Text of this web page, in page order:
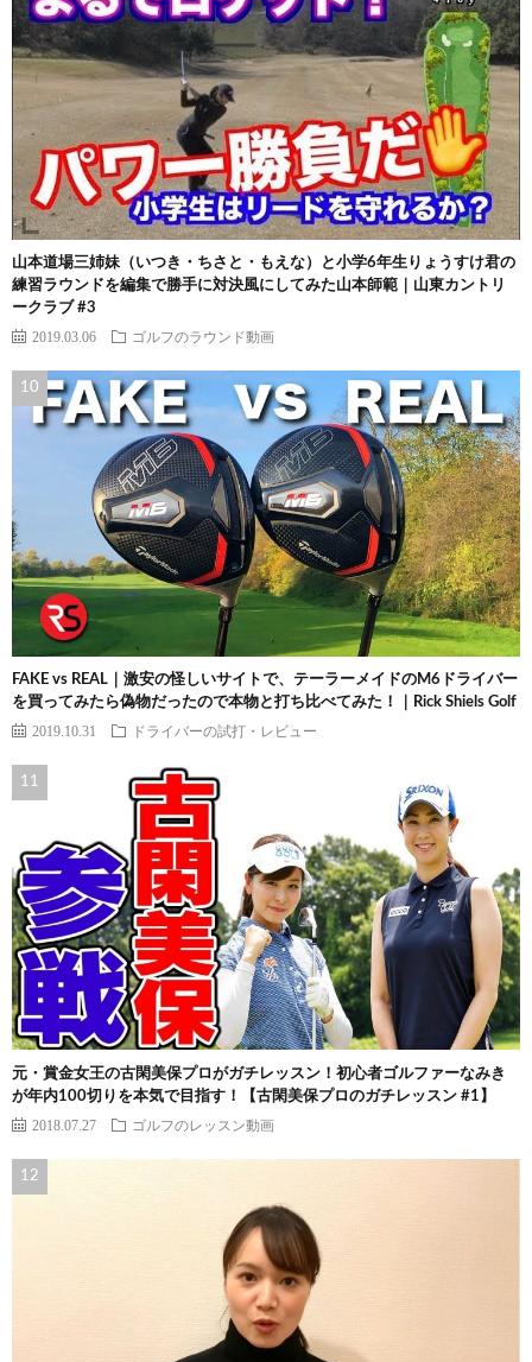
山本道場三姉妹（いつき・ちさと・もえな）と小学6年生りょうすけ君の
練習ラウンドを編集で勝手に対決風にしてみた山本師範｜山東カントリ
ークラブ #3
2019.03.06 ゴルフのラウンド動画
FAKE vs REAL｜激安の怪しいサイトで、テーラーメイドのM6ドライバー
を買ってみたら偽物だったので本物と打ち比べてみた！｜Rick Shiels Golf
2019.10.31 ドライバーの試打・レビュー
元・賞金女王の古閑美保プロがガチレッスン！初心者ゴルファーなみき
が年内100切りを本気で目指す！【古閑美保プロのガチレッスン #1】
2018.07.27 ゴルフのレッスン動画